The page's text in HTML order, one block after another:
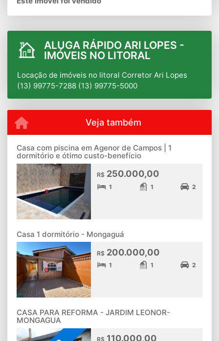
ALUGA RÁPIDO ARI LOPES -
IMÓVEIS NO LITORAL
Locação de imóveis no litoral Corretor Ari Lopes
(13) 99775-7288 (13) 99775-5000
Veja também
Casa com piscina em Agenor de Campos | 1
dormitório e ótimo custo-benefício
R$ 250.000,00
1 1 2
Casa 1 dormitório - Mongaguá
R$ 200.000,00
1 1 2
CASA PARA REFORMA - JARDIM LEONOR-
MONGAGUA
R$ 110.000,00